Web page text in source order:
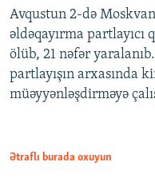
Avqustun 2-də
əldəqayırma partlayıcı
ölüb, 21 nəfər
partlayışın arxasında
müəyyənləşdirməyə
Ətraflı burada oxuyun